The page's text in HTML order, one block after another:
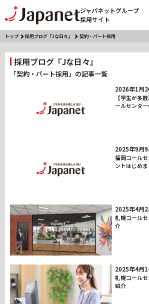
ジャパネットグループ
採用サイト
トップ 採用ブログ『Jな日々』 契約・パート採用
採用ブログ『Jな日々』
「契約・パート採用」の記事一覧
2026年1月
【学生が多
ールセンタ
2025年9月9
福岡コール
ントはじめ
2025年4月
札幌コール
介
2025年4月
札幌コール
紹介